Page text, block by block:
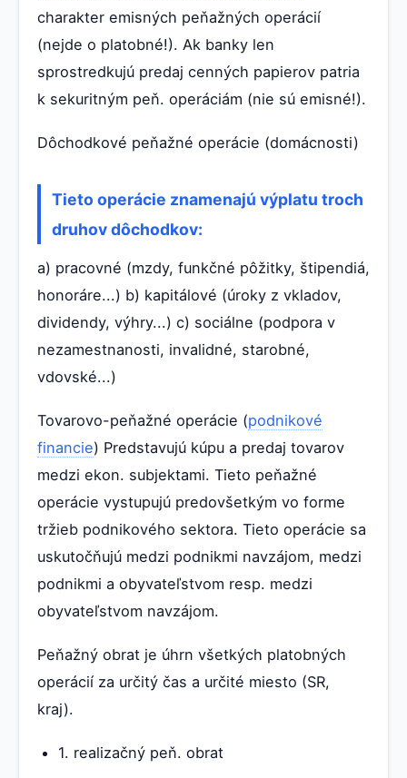
charakter emisných peňažných operácií
(nejde o platobné!). Ak banky len
sprostredkujú predaj cenných papierov patria
k sekuritným peň. operáciám (nie sú emisné!).
Dôchodkové peňažné operácie (domácnosti)
Tieto operácie znamenajú výplatu troch
druhov dôchodkov:
a) pracovné (mzdy, funkčné pôžitky, štipendiá,
honoráre...) b) kapitálové (úroky z vkladov,
dividendy, výhry...) c) sociálne (podpora v
nezamestnanosti, invalidné, starobné,
vdovské...)
Tovarovo-peňažné operácie (podnikové
financie) Predstavujú kúpu a predaj tovarov
medzi ekon. subjektami. Tieto peňažné
operácie vystupujú predovšetkým vo forme
tržieb podnikového sektora. Tieto operácie sa
uskutočňujú medzi podnikmi navzájom, medzi
podnikmi a obyvateľstvom resp. medzi
obyvateľstvom navzájom.
Peňažný obrat je úhrn všetkých platobných
operácií za určitý čas a určité miesto (SR,
kraj).
1. realizačný peň. obrat